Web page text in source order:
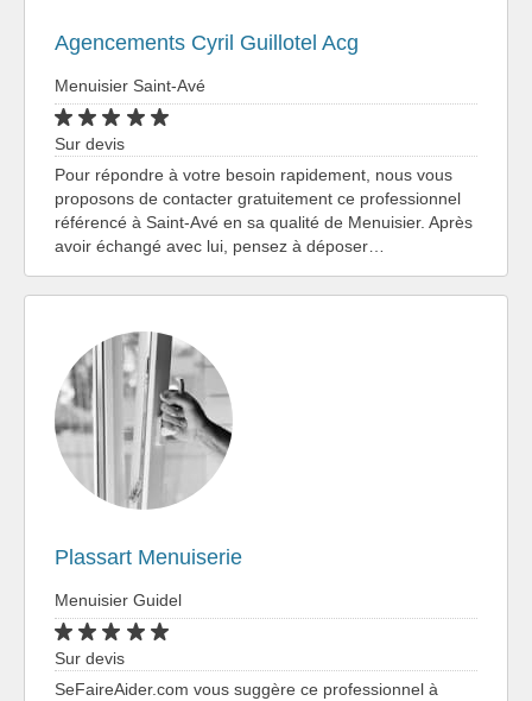
Agencements Cyril Guillotel Acg
Menuisier Saint-Avé
Sur devis
Pour répondre à votre besoin rapidement, nous vous
proposons de contacter gratuitement ce professionnel
référencé à Saint-Avé en sa qualité de Menuisier. Après
avoir échangé avec lui, pensez à déposer…
Plassart Menuiserie
Menuisier Guidel
Sur devis
SeFaireAider.com vous suggère ce professionnel à